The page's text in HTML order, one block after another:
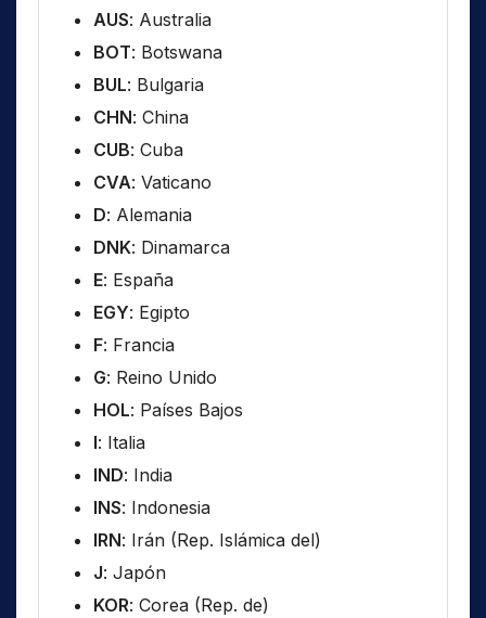
AUS: Australia
BOT: Botswana
BUL: Bulgaria
CHN: China
CUB: Cuba
CVA: Vaticano
D: Alemania
DNK: Dinamarca
E: España
EGY: Egipto
F: Francia
G: Reino Unido
HOL: Países Bajos
I: Italia
IND: India
INS: Indonesia
IRN: Irán (Rep. Islámica del)
J: Japón
KOR: Corea (Rep. de)